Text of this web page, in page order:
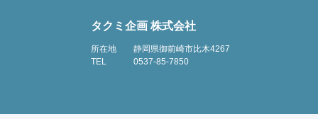
タクミ企画 株式会社
所在地
静岡県御前崎市比木4267
TEL
0537-85-7850